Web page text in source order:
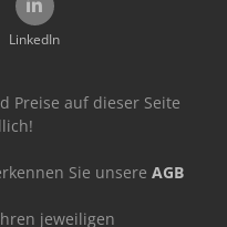
LinkedIn
Preise auf dieser Seite
Sie unsere AGB
jeweiligen